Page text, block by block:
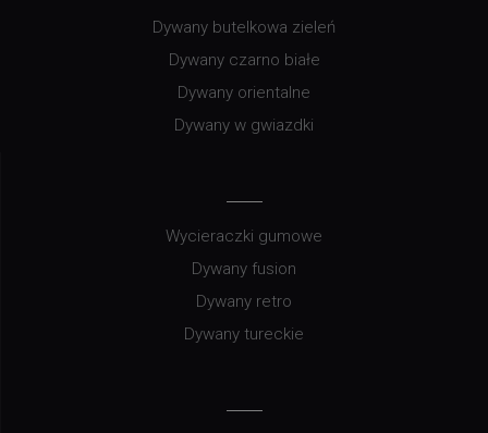
Dywany butelkowa zieleń
Dywany czarno białe
Dywany orientalne
Dywany w gwiazdki
Wycieraczki gumowe
Dywany fusion
Dywany retro
Dywany tureckie